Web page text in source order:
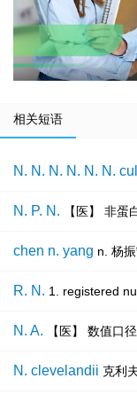
相关短语
N. N. N. N. N. N.
N. P. N. 【医】 非蛋
chen n. yang n. 杨
R. N. 1. registered
N. A. 【医】 数值口
N. clevelandii 克利